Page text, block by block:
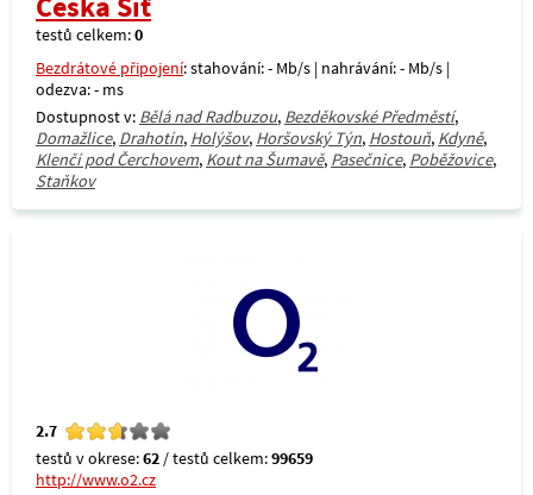
testů celkem:0
Bezdrátové připojení: stahování: - Mb/s | nahrávání: - Mb/s |
odezva: - ms
Dostupnost v: Bělá nad Radbuzou, Bezděkovské Předměstí,
Domažlice, Drahotín, Holýšov, Horšovský Týn, Hostouň, Kdyně,
Klenčí pod Čerchovem, Kout na Šumavě, Pasečnice, Poběžovice,
Staňkov
2.7
testů v okrese:62 / testů celkem:99659
http://www.o2.cz